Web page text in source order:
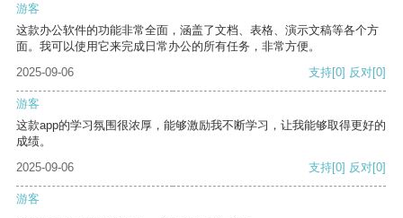
游客
这款办公软件的功能非常全面，涵盖了文档、表格、演示文稿等各个方
面。我可以使用它来完成日常办公的所有任务，非常方便。
2025-09-06
支持[0] 反对[0]
游客
这款app的学习氛围很浓厚，能够激励我不断学习，让我能够取得更好的
成绩。
2025-09-06
支持[0] 反对[0]
游客